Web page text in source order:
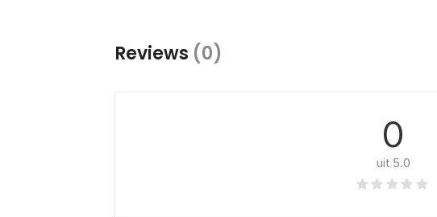
Reviews (0)
0
uit 5.0